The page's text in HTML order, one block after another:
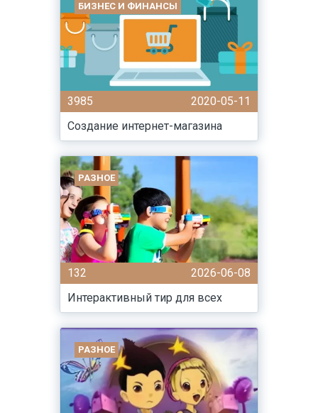
БИЗНЕС И ФИНАНСЫ
3985
2020-05-11
Создание интернет-магазина
РАЗНОЕ
132
2026-06-08
Интерактивный тир для всех
РАЗНОЕ